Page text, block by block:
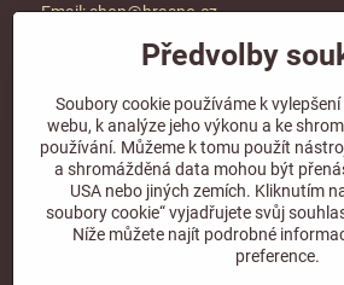
Email:shop@hraspo.cz
Obchodní podmínky
Více info v sekcikontakt
Sledujte naše sociální sítě!
Předvolby
Soubory cookie používáme k
webu, k analýze jeho výkonu a ke
používání. Můžeme k tomu použít
a shromážděná data mohou být
USA nebo jiných zemích. Kliknutím
soubory cookie“ vyjadřujete svůj
Níže můžete najít podrobné
preference.